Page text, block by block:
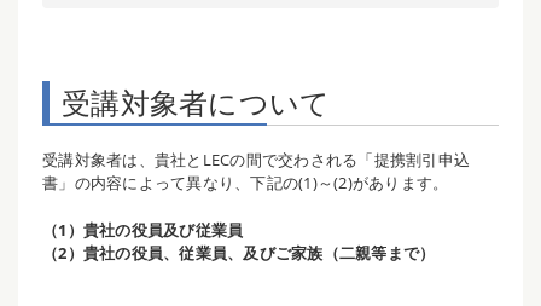
受講対象者について
受講対象者は、貴社とLECの間で交わされる「提携割引申込
書」の内容によって異なり、下記の(1)～(2)があります。
（1）貴社の役員及び従業員
（2）貴社の役員、従業員、及びご家族（二親等まで）